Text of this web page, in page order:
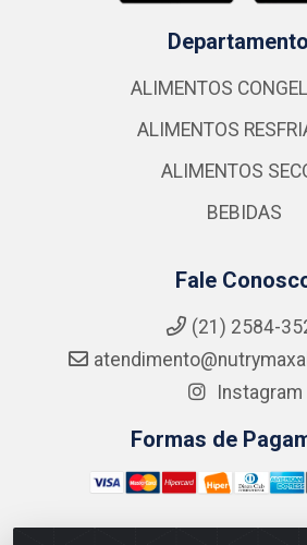
ALIMENTOS
ALIMENTOS
ALIMENTOS
BEBIDAS
Fale
(21) 2584-
Instagram
Formas de